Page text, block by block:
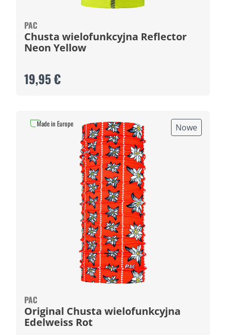
PAC
Chusta wielofunkcyjna Reflector
Neon Yellow
19,95 €
Nowe
PAC
Original Chusta wielofunkcyjna
Edelweiss Rot
Made in Europe